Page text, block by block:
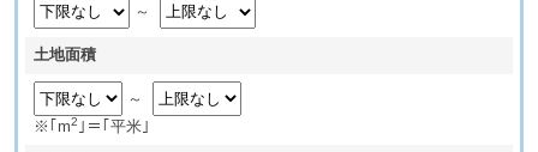
～
土地面積
～
※｢m2 ｣＝｢平米｣